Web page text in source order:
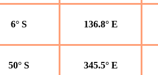
6° S 136.8° E
50° S 345.5° E